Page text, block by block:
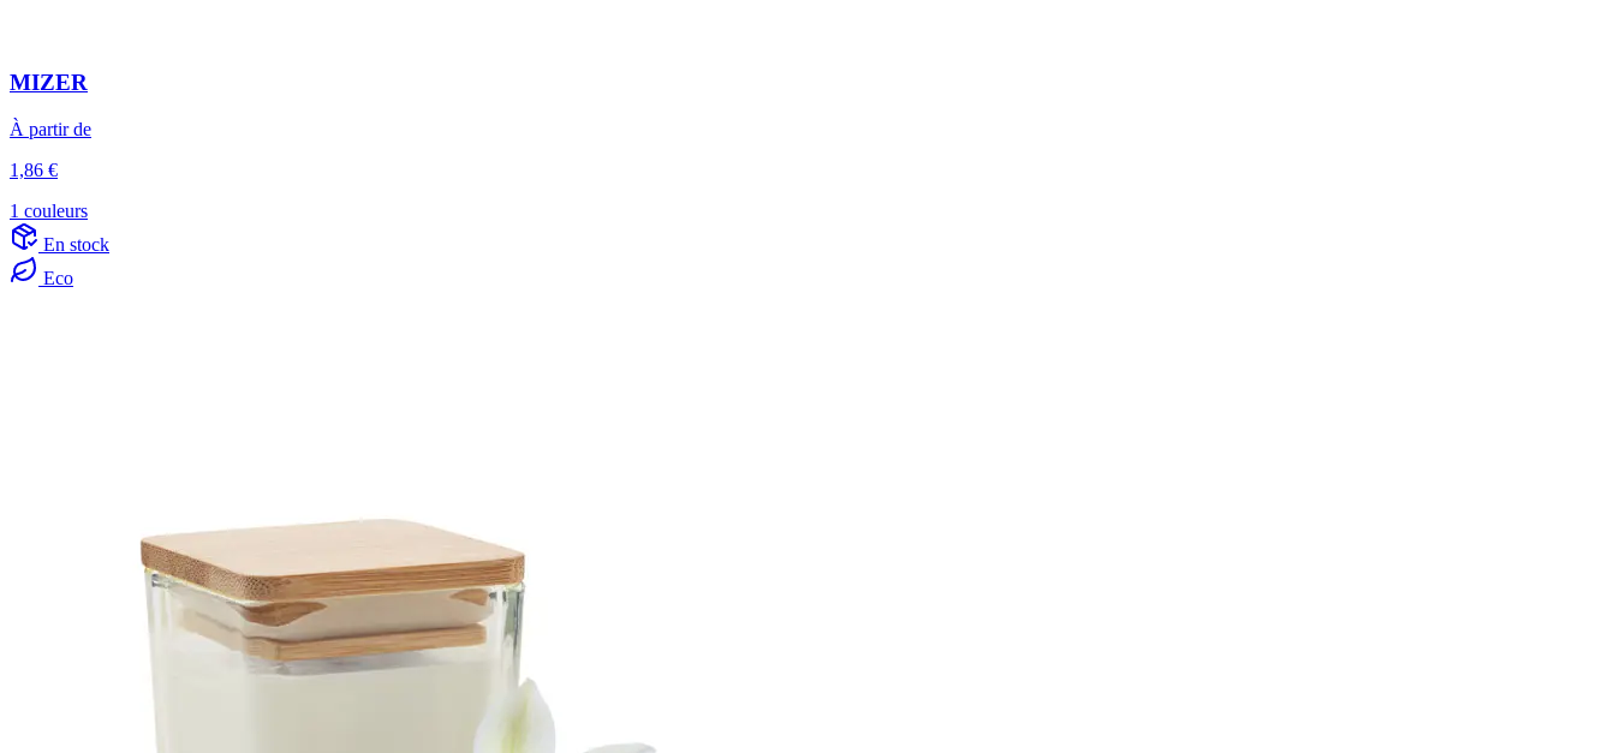
MIZER
À partir de
1,86 €
1 couleurs
En stock
Eco